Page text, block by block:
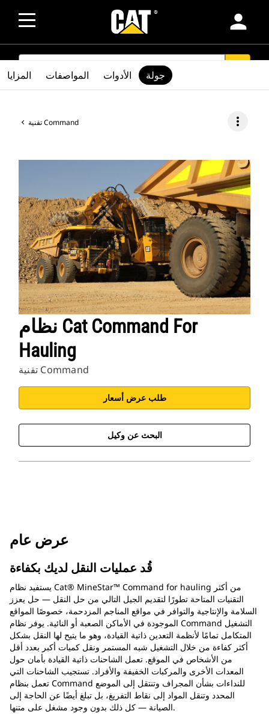
person
SEARCH
تقنية Command more_vert
نظام Cat Command For
Hauling
تقنية Command
طلب عرض أسعار
البحث عن وكيل
المزايا المواصفات الأدوات جولة
عرض عام
قُد عمليات النقل لديك بكفاءة
يستفيد نظام Cat® MineStar™ Command for hauling من أكثر
التقنيات المتاحة تطورًا لتقديم الجيل التالي من حل النقل — حل يعزز
السلامة والإنتاجية والتوافر في مواقع المناجم المزدحمة، خصوصًا المواقع
الموجودة في الأماكن الصعبة أو النائية. يوفر نظام Command التشغيل
المتكامل تمامًا لأنظمة التعدين ذاتية القيادة، وهو ما يتيح لها النقل بشكل
أكثر كفاءة من خلال التشغيل شبه المستمر ونقل كميات أكبر بعدد أقل
من الأشخاص في الموقع. تعمل الشاحنات ذاتية القيادة بأمان حول
المعدات الأخرى والمركبات الخفيفة والأفراد. تستجيب الشاحنات التي
تعمل بنظام Command للنداءات بشأن المجراف وتنتقل إلى الموضع
المحدد وتنقل المواد إلى نقاط التفريغ، بل تبلغ أيضًا عن الحاجة إلى
الصيانة — كل ذلك بدون وجود مشغل على متنها.